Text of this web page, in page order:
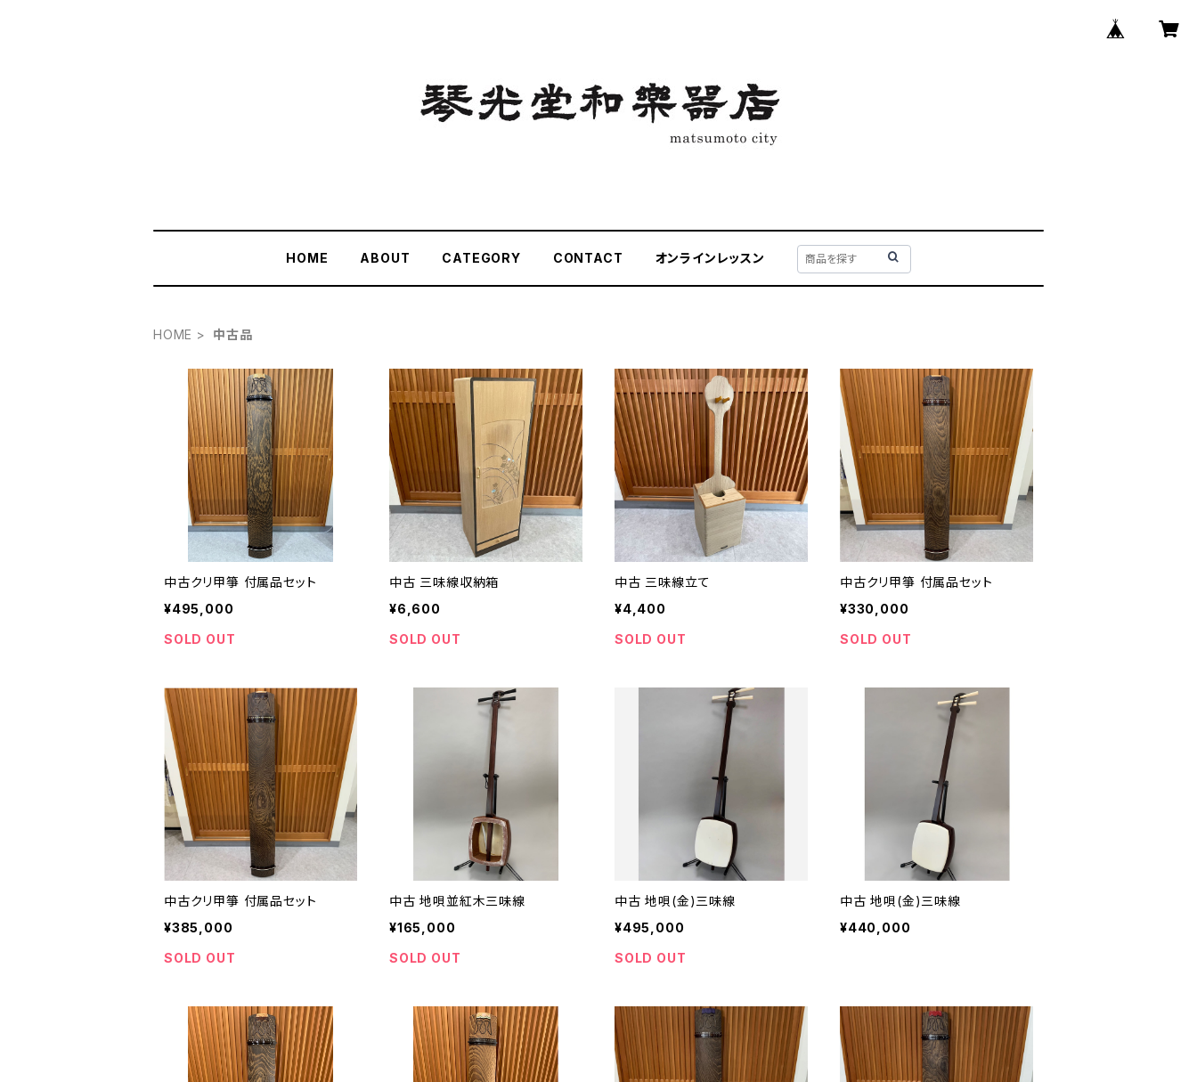
HOME ABOUT CATEGORY CONTACT オンラインレッスン
HOME 中古品
中古クリ甲箏 付属品セット
¥495,000
SOLD OUT
中古 三味線収納箱
¥6,600
SOLD OUT
中古 三味線立て
¥4,400
SOLD OUT
中古クリ甲箏 付属品セット
¥330,000
SOLD OUT
中古クリ甲箏 付属品セット
¥385,000
SOLD OUT
中古 地唄並紅木三味線
¥165,000
SOLD OUT
中古 地唄(金)三味線
¥495,000
SOLD OUT
中古 地唄(金)三味線
¥440,000